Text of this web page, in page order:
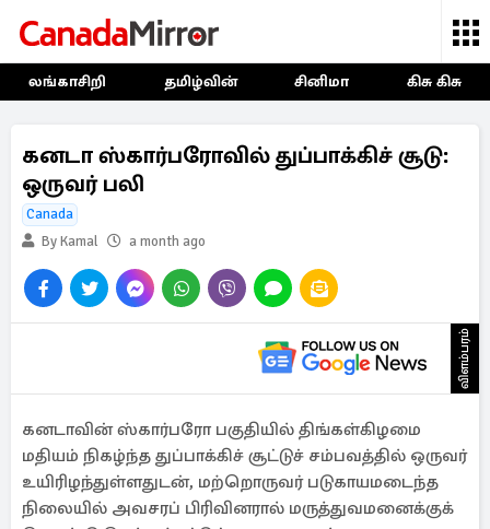
லங்காசிறி தமிழ்வின் சினிமா கிசு கிசு
கனடா ஸ்கார்பரோவில் துப்பாக்கிச் சூடு:
ஒருவர் பலி
Canada
By Kamal
a month ago
விளம்பரம்
கனடாவின் ஸ்கார்பரோ பகுதியில் திங்கள்கிழமை
மதியம் நிகழ்ந்த துப்பாக்கிச் சூட்டுச் சம்பவத்தில் ஒருவர்
உயிரிழந்துள்ளதுடன், மற்றொருவர் படுகாயமடைந்த
நிலையில் அவசரப் பிரிவினரால் மருத்துவமனைக்குக்